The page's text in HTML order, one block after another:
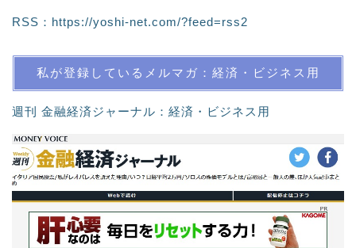
RSS： https://yoshi-net.com/?feed=rss2
私が登録しているメルマガ：経済・ビジネス用
週刊 金融経済ジャーナル：経済・ビジネス用